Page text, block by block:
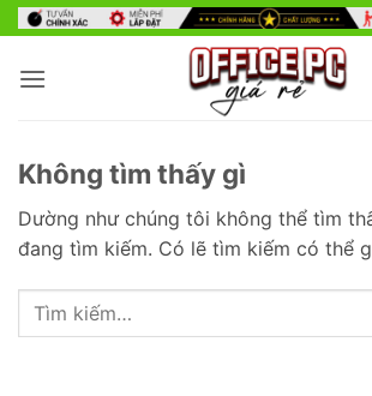
Bỏ
qua
nội
Không tìm thấy gì
Dường như chúng tôi không thể tìm
đang tìm kiếm. Có lẽ tìm kiếm có thể